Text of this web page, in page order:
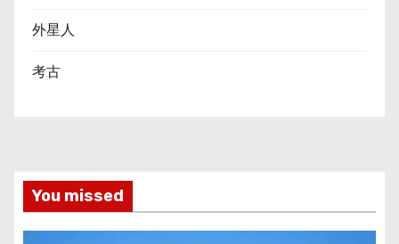
外星人
考古
You missed